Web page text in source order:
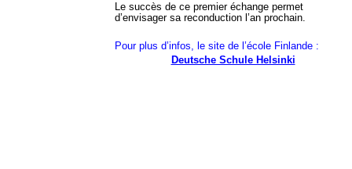
Le succès de ce premier échange permet
d’envisager sa reconduction l’an prochain.
Pour plus d’infos, le site de l’école Finlande :
Deutsche Schule Helsinki